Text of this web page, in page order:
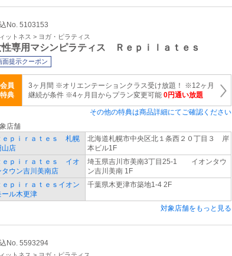
No. 5103153
ットネス > ヨガ・ピラティス
性専用マシンピラティス Ｒｅｐｉｌａｔｅｓ
面提示クーポン
会員
特典
3ヶ月間 ※オリエンテーションクラス受け放題！ ※12ヶ月
継続が条件 ※4ヶ月目からプラン変更可能 0円通い放題
その他の特典は商品詳細にてご確認ください
店舗
ｅｐｉｒａｔｅｓ 札幌
山店
北海道札幌市中央区北１条西２０丁目３ 岸
本ビル1F
ｅｐｉｒａｔｅｓ イオ
タウン吉川美南店
埼玉県吉川市美南3丁目25-1 イオンタウ
ン吉川美南 1F
ｅｐｉｒａｔｅｓイオン
ール木更津
千葉県木更津市築地1-4 2F
対象店舗をもっと見る
No. 5593294